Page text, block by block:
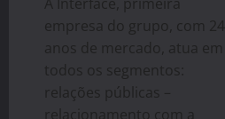
empresa do grupo, com 24
anos de mercado, atua em
todos os segmentos:
relações públicas –
relacionamento com a